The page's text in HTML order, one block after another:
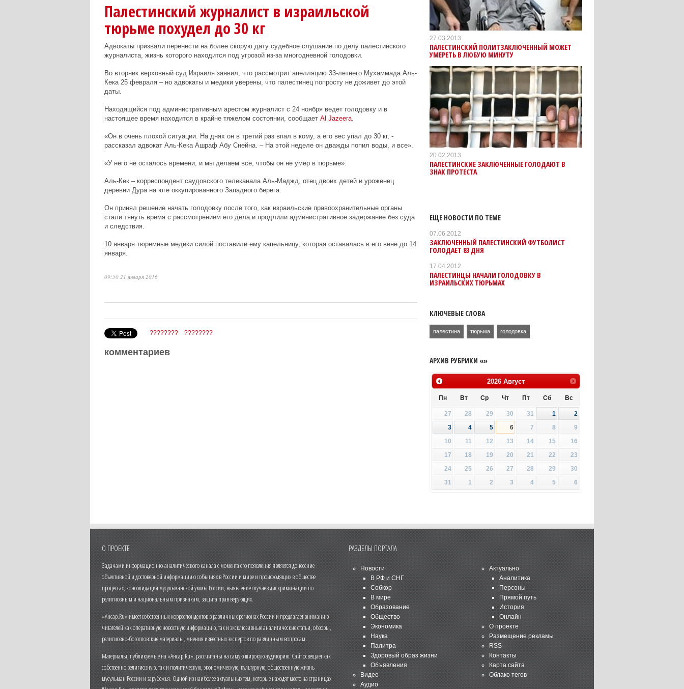
Палестинский журналист в израильской
тюрьме похудел до 30 кг
Адвокаты призвали перенести на более скорую дату судебное слушание по делу палестинского
журналиста, жизнь которого находится под угрозой из-за многодневной голодовки.
Во вторник верховный суд Израиля заявил, что рассмотрит апелляцию 33-летнего Мухаммада Аль-
Кека 25 февраля – но адвокаты и медики уверены, что палестинец попросту не доживет до этой
даты.
Находящийся под административным арестом журналист с 24 ноября ведет голодовку и в
настоящее время находится в крайне тяжелом состоянии, сообщает Al Jazeera.
«Он в очень плохой ситуации. На днях он в третий раз впал в кому, а его вес упал до 30 кг, -
рассказал адвокат Аль-Кека Ашраф Абу Снейна. – На этой неделе он дважды попил воды, и все».
«У него не осталось времени, и мы делаем все, чтобы он не умер в тюрьме».
Аль-Кек – корреспондент саудовского телеканала Аль-Маджд, отец двоих детей и уроженец
деревни Дура на юге оккупированного Западного берега.
Он принял решение начать голодовку после того, как израильские правоохранительные органы
стали тянуть время с рассмотрением его дела и продлили административное задержание без суда
и следствия.
10 января тюремные медики силой поставили ему капельницу, которая оставалась в его вене до 14
января.
09:50 21 января 2016
???????? ????????
комментариев
27.03.2013
ПАЛЕСТИНСКИЙ ПОЛИТЗАКЛЮЧЕННЫЙ МОЖЕТ
УМЕРЕТЬ В ЛЮБУЮ МИНУТУ
20.02.2013
ПАЛЕСТИНСКИЕ ЗАКЛЮЧЕННЫЕ ГОЛОДАЮТ В
ЗНАК ПРОТЕСТА
ЕЩЕ НОВОСТИ ПО ТЕМЕ
07.06.2012
ЗАКЛЮЧЕННЫЙ ПАЛЕСТИНСКИЙ ФУТБОЛИСТ
ГОЛОДАЕТ 83 ДНЯ
17.04.2012
ПАЛЕСТИНЦЫ НАЧАЛИ ГОЛОДОВКУ В
ИЗРАИЛЬСКИХ ТЮРЬМАХ
КЛЮЧЕВЫЕ СЛОВА
палестина тюрьма голодовка
АРХИВ РУБРИКИ «»
2026 Август
Пн Вт Ср Чт Пт Сб Вс
27 28 29 30 31 1
2
3
4 5 6 7 8
9
10
11 12 13 14 15
16
17
18 19 20 21 22
23
24
25 26 27 28 29
30
31
1 2 3 4 5 6
О ПРОЕКТЕ
Задачами информационно-аналитического канала с момента его появления является донесение
объективной и достоверной информации о событиях в России и мире и происходящих в обществе
процессах, консолидация мусульманской уммы России, выявление случаев дискриминации по
религиозным и национальным признакам, защита прав верующих.
«Ансар.Ru» имеет собственных корреспондентов в различных регионах России и предлагает вниманию
читателей как оперативную новостную информацию, так и эксклюзивные аналитические статьи, обзоры,
религиозно-богословские материалы, мнения известных экспертов по различным вопросам.
Материалы, публикуемые на «Ансар.Ru», рассчитаны на самую широкую аудиторию. Сайт освещает как
собственно религиозную, так и политическую, экономическую, культурную, общественную жизнь
мусульман России и зарубежья. Одной из наиболее актуальных тем, которые находят место на страницах
РАЗДЕЛЫ ПОРТАЛА
Новости
В РФ и СНГ
Собкор
В мире
Образование
Общество
Экономика
Наука
Палитра
Здоровый образ жизни
Объявления
Видео
Аудио
Актуально
Аналитика
Персоны
Прямой путь
История
Онлайн
О проекте
Размещение рекламы
RSS
Контакты
Карта сайта
Облако тегов